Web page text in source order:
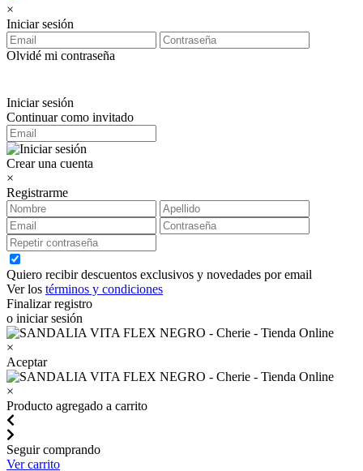
×
Iniciar sesión
Olvidé mi contraseña
Iniciar sesión
Continuar como invitado
Crear una cuenta
×
Registrarme
Quiero recibir descuentos exclusivos y novedades por email
Ver los términos y condiciones
Finalizar registro
o iniciar sesión
×
Aceptar
×
Producto agregado a carrito
Seguir comprando
Ver carrito